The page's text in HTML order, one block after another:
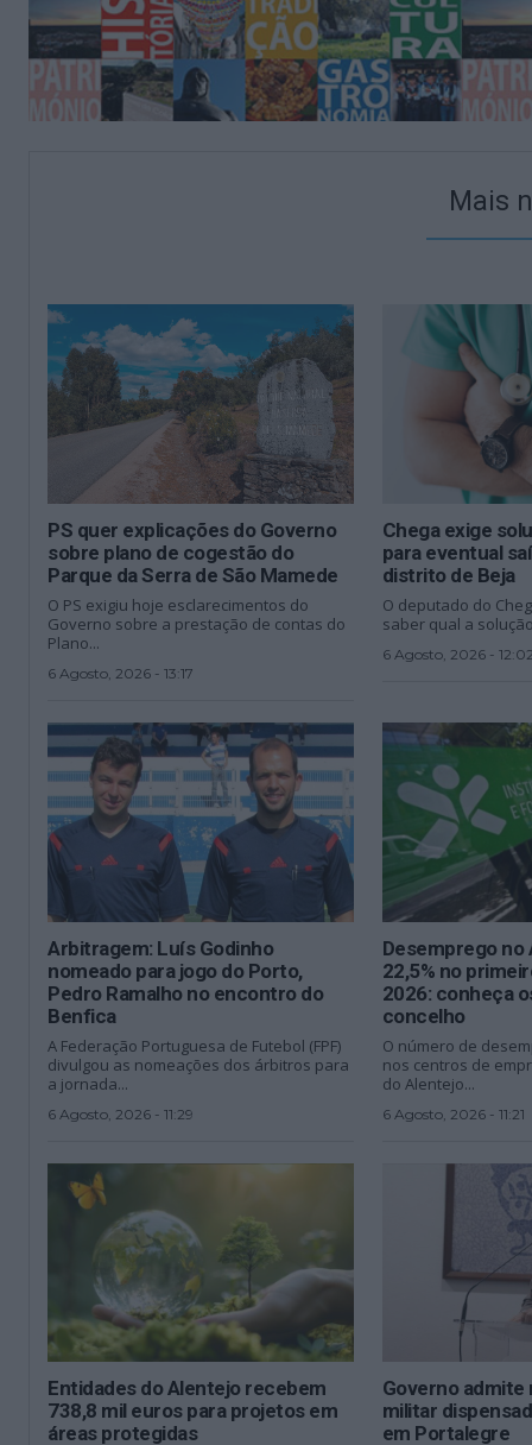
Mais
PS quer explicações do Governo
sobre plano de cogestão do
Parque da Serra de São Mamede
O PS exigiu hoje esclarecimentos do
Governo sobre a prestação de contas do
Plano...
6 Agosto, 2026 - 13:17
Chega exige
para eventual
distrito de Beja
O deputado do
saber qual a
6 Agosto, 2026 - 12:02
Arbitragem: Luís Godinho
nomeado para jogo do Porto,
Pedro Ramalho no encontro do
Benfica
A Federação Portuguesa de Futebol (FPF)
divulgou as nomeações dos árbitros para
a jornada...
6 Agosto, 2026 - 11:29
Desemprego no
22,5% no
2026: conheça
concelho
O número de
nos centros de
do Alentejo...
6 Agosto, 2026 - 11:21
Entidades do Alentejo recebem
738,8 mil euros para projetos em
áreas protegidas
Governo admite
militar
em Portalegre